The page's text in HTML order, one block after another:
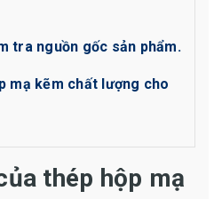
tra nguồn gốc sản phẩm.
mạ kẽm chất lượng cho
thép hộp mạ